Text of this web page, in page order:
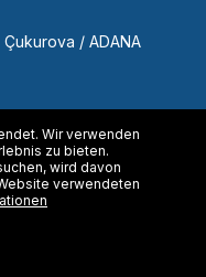
Çukurova / ADANA
Wir verwenden
zu bieten.
wird davon
verwendeten